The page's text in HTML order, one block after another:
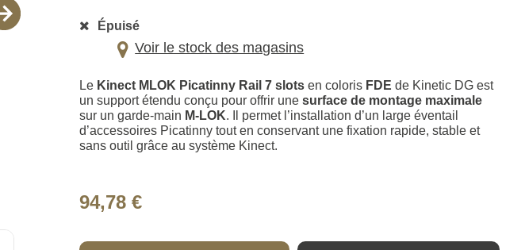
Épuisé
Voir le stock des magasins
Le Kinect MLOK Picatinny Rail 7 slots en coloris FDE de Kinetic DG est
un support étendu conçu pour offrir unesurface de montage maximale
sur un garde-main M-LOK. Il permet l’installation d’un large éventail
d’accessoires Picatinny tout en conservant une fixation rapide, stable et
sans outil grâce au système Kinect.
94,78 €